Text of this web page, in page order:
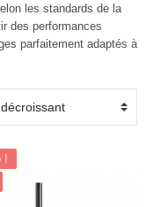
les standards de la
des performances
parfaitement adaptés à
!